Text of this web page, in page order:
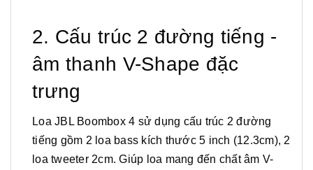
2. Cấu trúc 2 đường tiếng -
âm thanh V-Shape đặc
trưng
Loa JBL Boombox 4 sử dụng cấu trúc 2 đường
tiếng gồm 2 loa bass kích thước 5 inch (12.3cm), 2
loa tweeter 2cm. Giúp loa mang đến chất âm V-